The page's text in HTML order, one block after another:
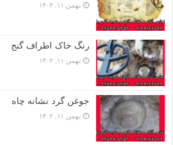
بهمن ۱۱, ۱۴۰۲
رنگ خاک اطراف گنج
بهمن ۱۱, ۱۴۰۲
جوغن گرد نشانه چاه
بهمن ۱۱, ۱۴۰۲